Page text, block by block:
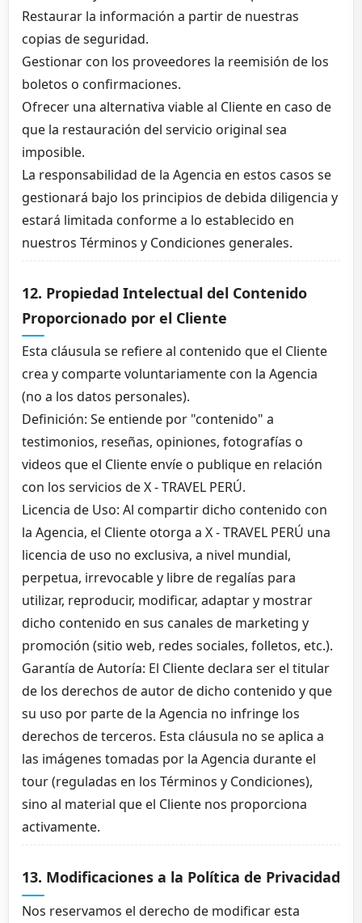
Restaurar la información a partir de nuestras
copias de seguridad.
Gestionar con los proveedores la reemisión de los
boletos o confirmaciones.
Ofrecer una alternativa viable al Cliente en caso de
que la restauración del servicio original sea
imposible.
La responsabilidad de la Agencia en estos casos se
gestionará bajo los principios de debida diligencia y
estará limitada conforme a lo establecido en
nuestros Términos y Condiciones generales.
12. Propiedad Intelectual del Contenido
Proporcionado por el Cliente
Esta cláusula se refiere al contenido que el Cliente
crea y comparte voluntariamente con la Agencia
(no a los datos personales).
Definición: Se entiende por "contenido" a
testimonios, reseñas, opiniones, fotografías o
videos que el Cliente envíe o publique en relación
con los servicios de X - TRAVEL PERÚ.
Licencia de Uso: Al compartir dicho contenido con
la Agencia, el Cliente otorga a X - TRAVEL PERÚ una
licencia de uso no exclusiva, a nivel mundial,
perpetua, irrevocable y libre de regalías para
utilizar, reproducir, modificar, adaptar y mostrar
dicho contenido en sus canales de marketing y
promoción (sitio web, redes sociales, folletos, etc.).
Garantía de Autoría: El Cliente declara ser el titular
de los derechos de autor de dicho contenido y que
su uso por parte de la Agencia no infringe los
derechos de terceros. Esta cláusula no se aplica a
las imágenes tomadas por la Agencia durante el
tour (reguladas en los Términos y Condiciones),
sino al material que el Cliente nos proporciona
activamente.
13. Modificaciones a la Política de Privacidad
Nos reservamos el derecho de modificar esta